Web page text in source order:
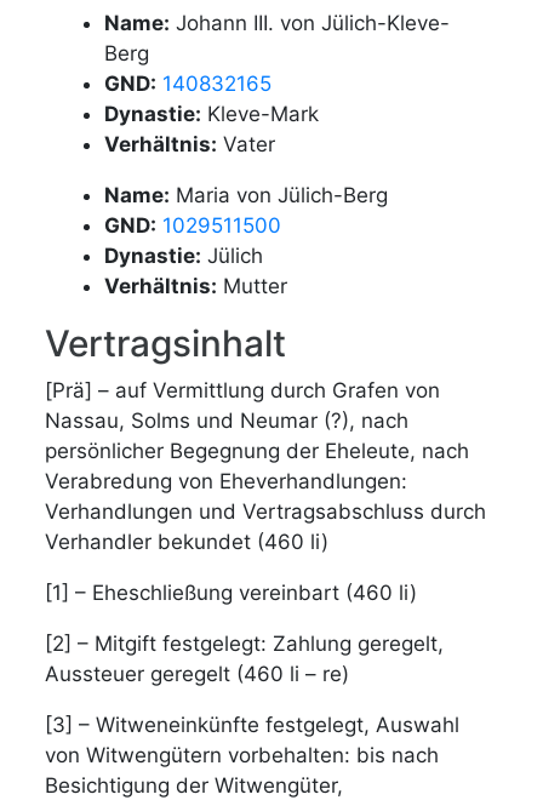
Name: Johann III. von Jülich-Kleve-
Berg
GND: 140832165
Dynastie: Kleve-Mark
Verhältnis: Vater
Name: Maria von Jülich-Berg
GND: 1029511500
Dynastie: Jülich
Verhältnis: Mutter
Vertragsinhalt
[Prä] – auf Vermittlung durch Grafen von
Nassau, Solms und Neumar (?), nach
persönlicher Begegnung der Eheleute, nach
Verabredung von Eheverhandlungen:
Verhandlungen und Vertragsabschluss durch
Verhandler bekundet (460 li)
[1] – Eheschließung vereinbart (460 li)
[2] – Mitgift festgelegt: Zahlung geregelt,
Aussteuer geregelt (460 li – re)
[3] – Witweneinkünfte festgelegt, Auswahl
von Witwengütern vorbehalten: bis nach
Besichtigung der Witwengüter,